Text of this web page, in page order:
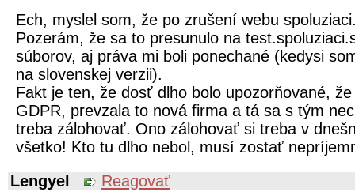
Ech, myslel som, že po zrušení webu
Pozerám, že sa to presunulo na
súborov, aj práva mi boli ponechané (kedysi
na slovenskej verzii).
Fakt je ten, že dosť dlho bolo upozorňované,
GDPR, prevzala to nová firma a tá sa s tým
treba zálohovať. Ono zálohovať si treba v
všetko! Kto tu dlho nebol, musí zostať
Lengyel
Reagovať